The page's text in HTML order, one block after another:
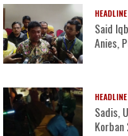
HEADLINE
Said
Anies,
HEADLINE
Sadis,
Korban